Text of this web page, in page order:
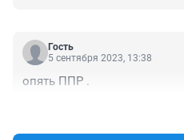
Гость
5 сентября 2023, 13:38
опять ППР .